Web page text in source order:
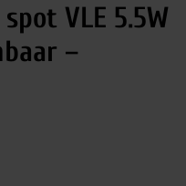
VLE 5.5W
–